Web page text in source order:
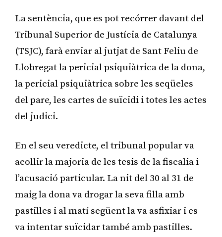
La sentència, que es pot recórrer davant del
Tribunal Superior de Justícia de Catalunya
(TSJC), farà enviar al jutjat de Sant Feliu de
Llobregat la pericial psiquiàtrica de la dona,
la pericial psiquiàtrica sobre les seqüeles
del pare, les cartes de suïcidi i totes les actes
del judici.
En el seu veredicte, el tribunal popular va
acollir la majoria de les tesis de la fiscalia i
l’acusació particular. La nit del 30 al 31 de
maig la dona va drogar la seva filla amb
pastilles i al matí següent la va asfixiar i es
va intentar suïcidar també amb pastilles.